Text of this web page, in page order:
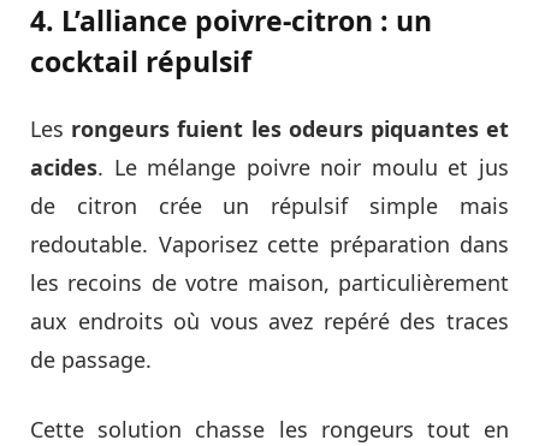
4. L’alliance poivre-citron : un
cocktail répulsif
Les rongeurs fuient les odeurs piquantes et
acides. Le mélange poivre noir moulu et jus
de citron crée un répulsif simple mais
redoutable. Vaporisez cette préparation dans
les recoins de votre maison, particulièrement
aux endroits où vous avez repéré des traces
de passage.
Cette solution chasse les rongeurs tout en